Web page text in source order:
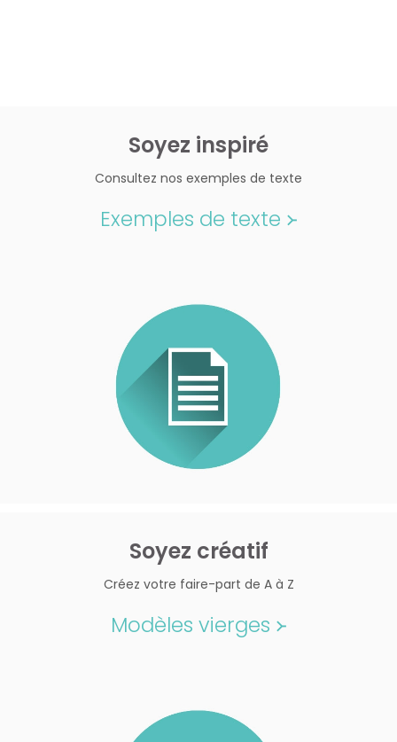
Soyez inspiré
Consultez nos exemples de texte
Exemples de texte ᚛
Soyez créatif
Créez votre faire-part de A à Z
Modèles vierges ᚛